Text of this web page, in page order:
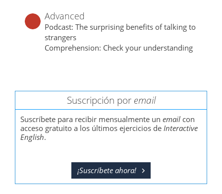
Advanced
Podcast: The surprising benefits of talking to
strangers
Comprehension: Check your understanding
Suscripción por email
Suscríbete para recibir mensualmente un email con
acceso gratuito a los últimos ejercicios de Interactive
English.
¡Suscríbete ahora!